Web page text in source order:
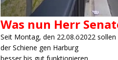
Was nun Herr
Seit Montag, den 22.08.ö2022
der Schiene gen Harburg